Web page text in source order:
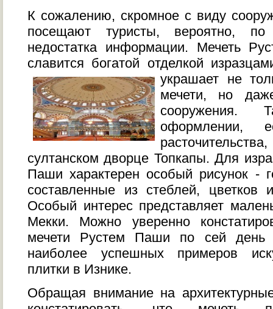
К сожалению, скромное с виду
посещают туристы, вероятно, по
недостатка информации. Мечеть
славится богатой отделкой
украшает не
мечети, но
сооружения.
оформлении,
султанском дворце Топкапы. Для
Паши характерен особый рисунок -
составленные из стеблей, цветков
Особый интерес представляет
Мекки. Можно уверенно
мечети Рустем Паши по сей день
наиболее успешных примеров
плитки в Изнике.
Обращая внимание на